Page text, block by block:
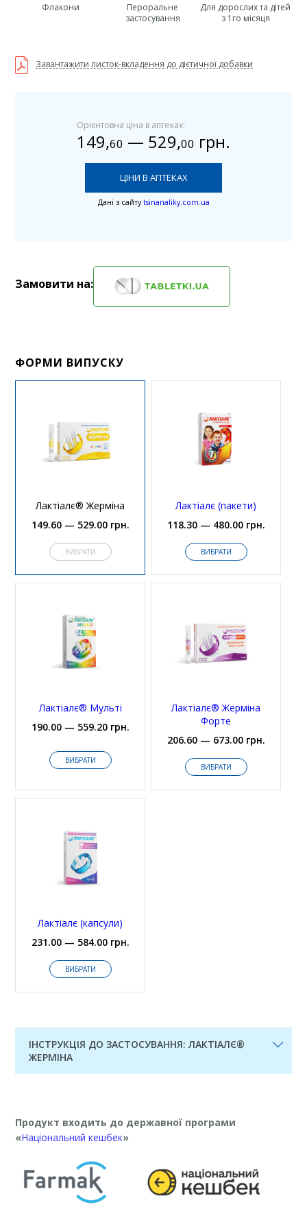
Флакони
Пероральне
застосування
Для дорослих та дітей
з 1го місяця
Завантажити листок-вкладення до дієтичної добавки
Орієнтовна ціна в аптеках:
149,60 — 529,00 грн.
ЦІНИ В АПТЕКАХ
Дані з сайтуtsinanaliky.com.ua
Замовити на:
ФОРМИ ВИПУСКУ
Лактіалє® Жерміна
149.60 — 529.00 грн.
ВИБРАТИ
Лактіалє (пакети)
118.30 — 480.00 грн.
ВИБРАТИ
Лактіалє® Мульті
190.00 — 559.20 грн.
ВИБРАТИ
Лактіалє® Жерміна
Форте
206.60 — 673.00 грн.
ВИБРАТИ
Лактіалє (капсули)
231.00 — 584.00 грн.
ВИБРАТИ
ІНСТРУКЦІЯ ДО ЗАСТОСУВАННЯ: ЛАКТІАЛЄ®
ЖЕРМІНА
Продукт входить до державної програми
«Національний кешбек»